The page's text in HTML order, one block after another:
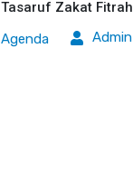
Tasaruf Zakat Fitrah
Agenda
Admin